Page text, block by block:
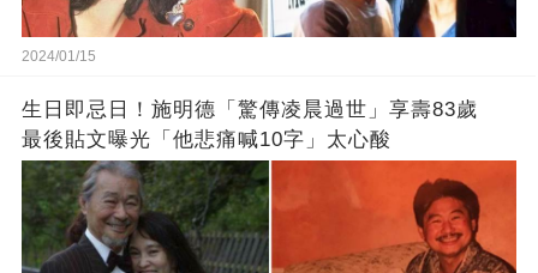
2024/01/15
生日即忌日！施明德「驚傳凌晨過世」享壽83歲
最後貼文曝光「他悲痛喊10字」太心酸